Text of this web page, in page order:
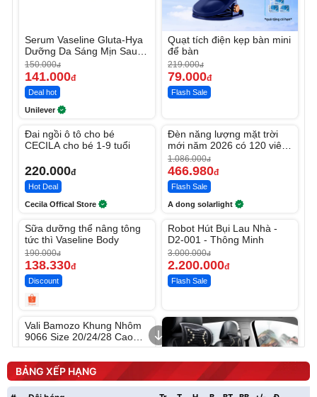
Serum Vaseline Gluta-Hya
Dưỡng Da Sáng Mịn Sau 7
Ngày
150.000đ
141.000đ
Deal hot
Unilever
Quạt tích điện kẹp bàn mini
để bàn
219.000đ
79.000đ
Flash Sale
Đai ngồi ô tô cho bé
CECILA cho bé 1-9 tuổi
220.000đ
Hot Deal
Cecila Offical Store
-56%
Đèn năng lượng mặt trời
mới năm 2026 có 120 viên
LED lớn
1.086.000đ
466.980đ
Flash Sale
A dong solarlight
-27%
Sữa dưỡng thể nâng tông
tức thì Vaseline Body
190.000đ
138.330đ
Discount
-26%
Robot Hút Bụi Lau Nhà -
D2-001 - Thông Minh
3.000.000đ
2.200.000đ
Flash Sale
Vali Bamozo Khung Nhôm
9066 Size 20/24/28 Cao
Cấp
1.000.000
825.000đ
Flash Sale
BẢNG XẾP HẠNG